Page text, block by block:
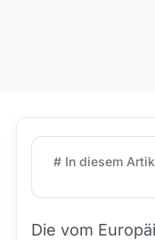
# In diesem
Die vom